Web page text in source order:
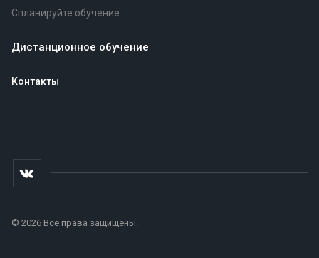
Спланируйте обучение
Дистанционное обучение
Контакты
© 2026 Все права защищены.